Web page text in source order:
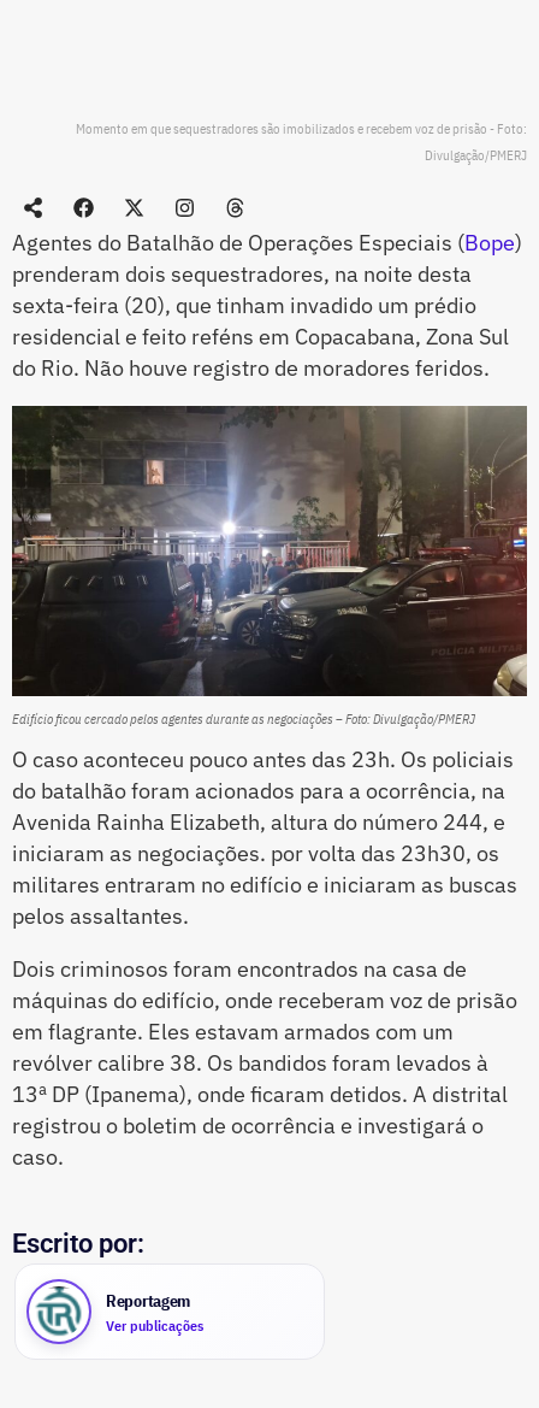
Momento em que sequestradores são imobilizados e recebem voz de prisão - Foto:
Divulgação/PMERJ
Agentes do Batalhão de Operações Especiais (Bope)
prenderam dois sequestradores, na noite desta
sexta-feira (20), que tinham invadido um prédio
residencial e feito reféns em Copacabana, Zona Sul
do Rio. Não houve registro de moradores feridos.
Edifício ficou cercado pelos agentes durante as negociações – Foto: Divulgação/PMERJ
O caso aconteceu pouco antes das 23h. Os policiais
do batalhão foram acionados para a ocorrência, na
Avenida Rainha Elizabeth, altura do número 244, e
iniciaram as negociações. por volta das 23h30, os
militares entraram no edifício e iniciaram as buscas
pelos assaltantes.
Dois criminosos foram encontrados na casa de
máquinas do edifício, onde receberam voz de prisão
em flagrante. Eles estavam armados com um
revólver calibre 38. Os bandidos foram levados à
13ª DP (Ipanema), onde ficaram detidos. A distrital
registrou o boletim de ocorrência e investigará o
caso.
Escrito por:
Reportagem
Ver publicações